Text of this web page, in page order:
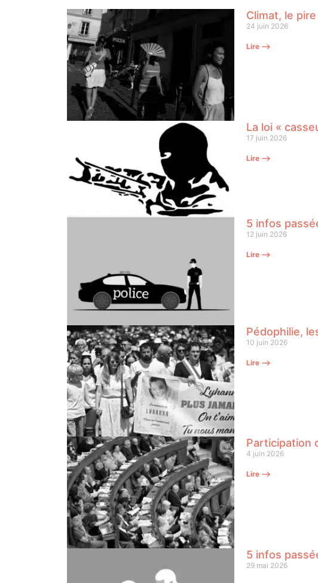
Climat, le
24 juin 2026
Lire ⟶
La loi «
17 juin 2026
Lire ⟶
5 infos
12 juin 2026
Lire ⟶
Pédophilie,
10 juin 2026
Lire ⟶
Participation
4 juin 2026
Lire ⟶
5 infos
29 mai 2026